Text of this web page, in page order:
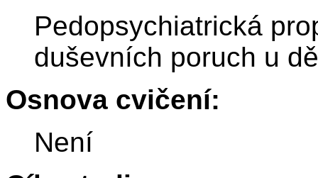
Pedopsychiatrická
duševních poruch u
Osnova cvičení:
Není